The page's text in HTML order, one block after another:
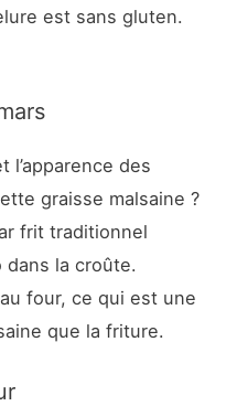
est sans gluten.
l’apparence des
graisse malsaine ?
frit traditionnel
dans la croûte.
four, ce qui est une
que la friture.